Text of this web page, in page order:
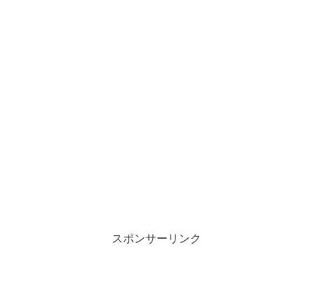
スポンサーリンク